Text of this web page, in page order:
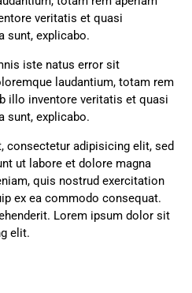
veritatis et quasi
sunt, explicabo.
iste natus error sit
laudantium, totam rem
illo inventore veritatis et quasi
sunt, explicabo.
consectetur adipisicing elit, sed
ut labore et dolore magna
quis nostrud exercitation
ex ea commodo consequat.
Lorem ipsum dolor sit
elit.